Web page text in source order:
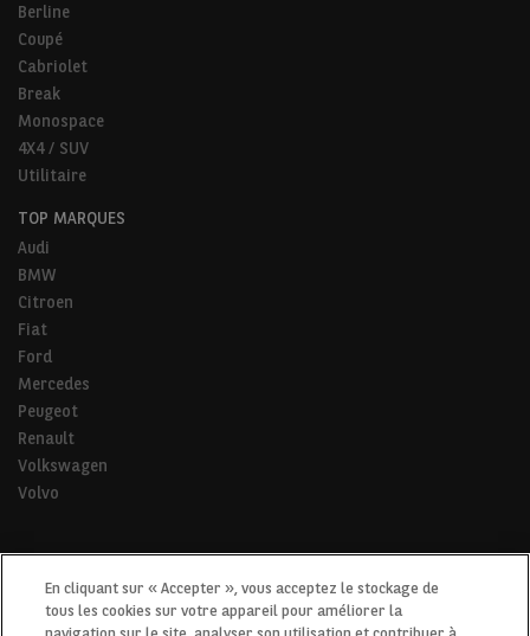
Berline
Coupé
Cabriolet
Break
Monospace
4X4 / SUV
Utilitaire
TOP MARQUES
Audi
BMW
Citroen
Fiat
Ford
Mercedes
Peugeot
Renault
Volkswagen
Volvo
* Pour tous les trajets de la vie.
En cliquant sur « Accepter », vous acceptez le stockage de
tous les cookies sur votre appareil pour améliorer la